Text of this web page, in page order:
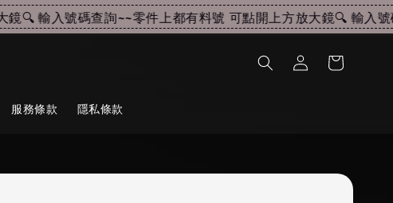
輸入號碼查詢~~零件上都有料號 可點開上方放大鏡🔍 輸入號碼
服務條款 隱私條款